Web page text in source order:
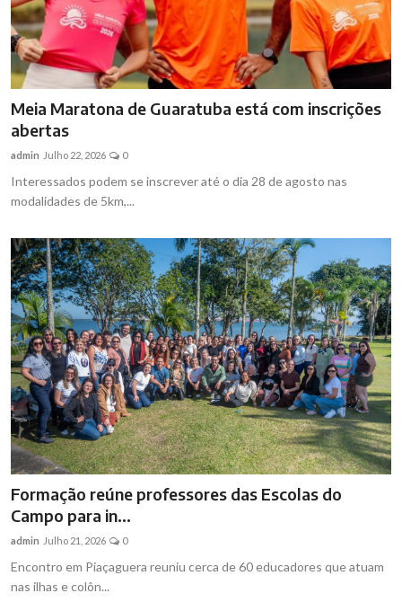
Meia Maratona de Guaratuba está com inscrições
abertas
admin Julho 22, 2026 0
Interessados podem se inscrever até o dia 28 de agosto nas
modalidades de 5km,...
Formação reúne professores das Escolas do
Campo para in...
admin Julho 21, 2026 0
Encontro em Piaçaguera reuniu cerca de 60 educadores que atuam
nas ilhas e colôn...